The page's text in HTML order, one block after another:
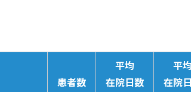
患者数
平均
在院日数
平
在院